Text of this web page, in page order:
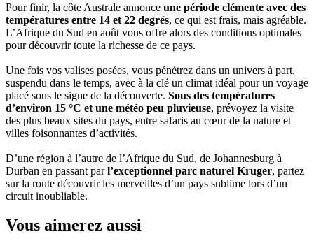
Pour finir, la côte Australe annonce une période clémente avec des
températures entre 14 et 22 degrés, ce qui est frais, mais agréable.
L’Afrique du Sud en août vous offre alors des conditions optimales
pour découvrir toute la richesse de ce pays.
Une fois vos valises posées, vous pénétrez dans un univers à part,
suspendu dans le temps, avec à la clé un climat idéal pour un voyage
placé sous le signe de la découverte. Sous des températures
d’environ 15 °C et une météo peu pluvieuse, prévoyez la visite
des plus beaux sites du pays, entre safaris au cœur de la nature et
villes foisonnantes d’activités.
D’une région à l’autre de l’Afrique du Sud, de Johannesburg à
Durban en passant parl’exceptionnel parc naturel Kruger, partez
sur la route découvrir les merveilles d’un pays sublime lors d’un
circuit inoubliable.
Vous aimerez aussi